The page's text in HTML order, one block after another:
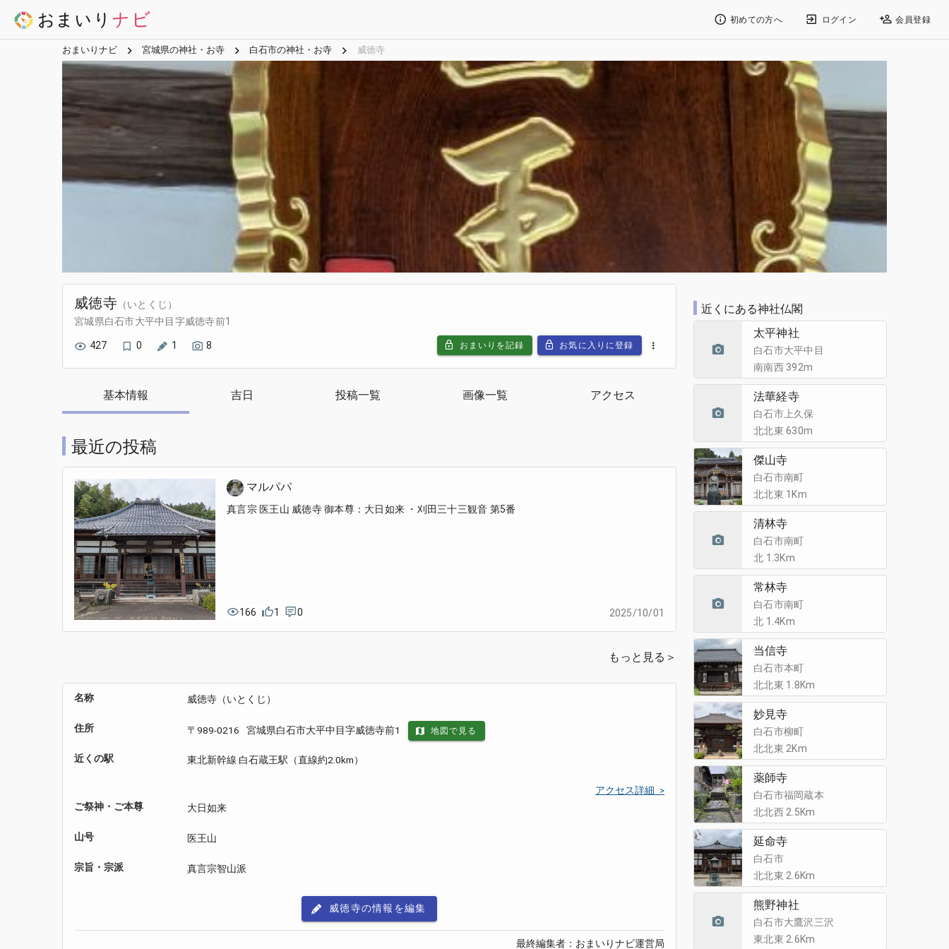
初めての方へ ログイン 会員登録
おまいりナビ 宮城県の神社・お寺 白石市の神社・お寺 威徳寺
威徳寺（いとくじ）
宮城県白石市大平中目字威徳寺前1
427 0 1 8 おまいりを記録 お気に入りに登録
基本情報 吉日 投稿一覧 画像一覧 アクセス
最近の投稿
マルパパ
真言宗 医王山 威徳寺 御本尊：大日如来 ・刈田三十三観音 第5番
166 1 0 2025/10/01
もっと見る＞
名称 威徳寺（いとくじ）
住所 〒989-0216 宮城県白石市大平中目字威徳寺前1 地図で見る
近くの駅 東北新幹線 白石蔵王駅（直線約2.0km）
アクセス詳細 >
ご祭神・ご本尊
大日如来
山号 医王山
宗旨・宗派 真言宗智山派
威徳寺の情報を編集
最終編集者：おまいりナビ運営局
近くにある神社仏閣
太平神社
白石市大平中目
南南西 392m
法華経寺
白石市上久保
北北東 630m
傑山寺
白石市南町
北北東 1Km
清林寺
白石市南町
北 1.3Km
常林寺
白石市南町
北 1.4Km
当信寺
白石市本町
北北東 1.8Km
妙見寺
白石市柳町
北北東 2Km
薬師寺
白石市福岡蔵本
北北西 2.5Km
延命寺
白石市
北北東 2.6Km
熊野神社
白石市大鷹沢三沢
東北東 2.6Km